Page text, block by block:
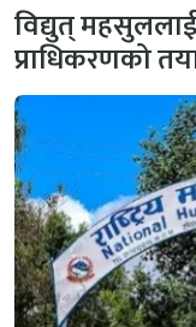
विद्युत्
प्राधिकरणको